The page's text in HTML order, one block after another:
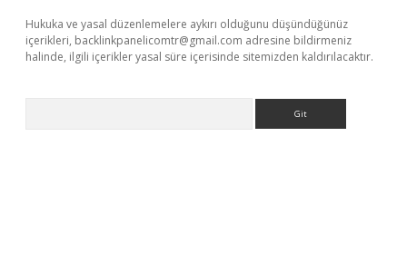
Hukuka ve yasal düzenlemelere aykırı olduğunu düşündüğünüz
içerikleri, backlinkpanelicomtr@gmail.com adresine bildirmeniz
halinde, ilgili içerikler yasal süre içerisinde sitemizden kaldırılacaktır.